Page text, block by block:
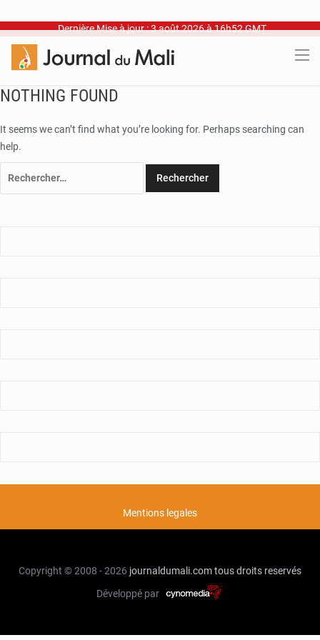
Dernière Mise à jour : 3 août 2026 à 16h52 GMT
NOTHING FOUND
It seems we can’t find what you’re looking for. Perhaps searching can
help.
Mentions legales
Copyright © 2008 - 2026 journaldumali.comtous droits reservés
Développé par